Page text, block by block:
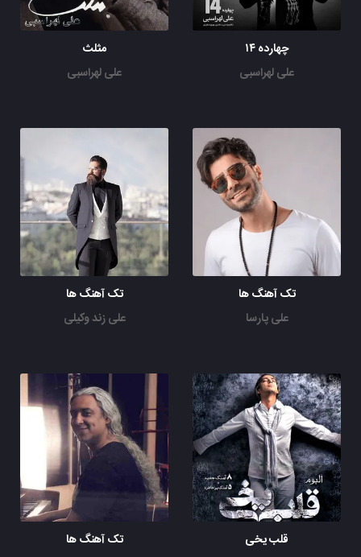
چهارده ۱۴
علی لهراسبی
مثلث
علی لهراسبی
تک آهنگ ها
علی پارسا
تک آهنگ ها
علی زند وکیلی
قلب یخی
تک آهنگ ها